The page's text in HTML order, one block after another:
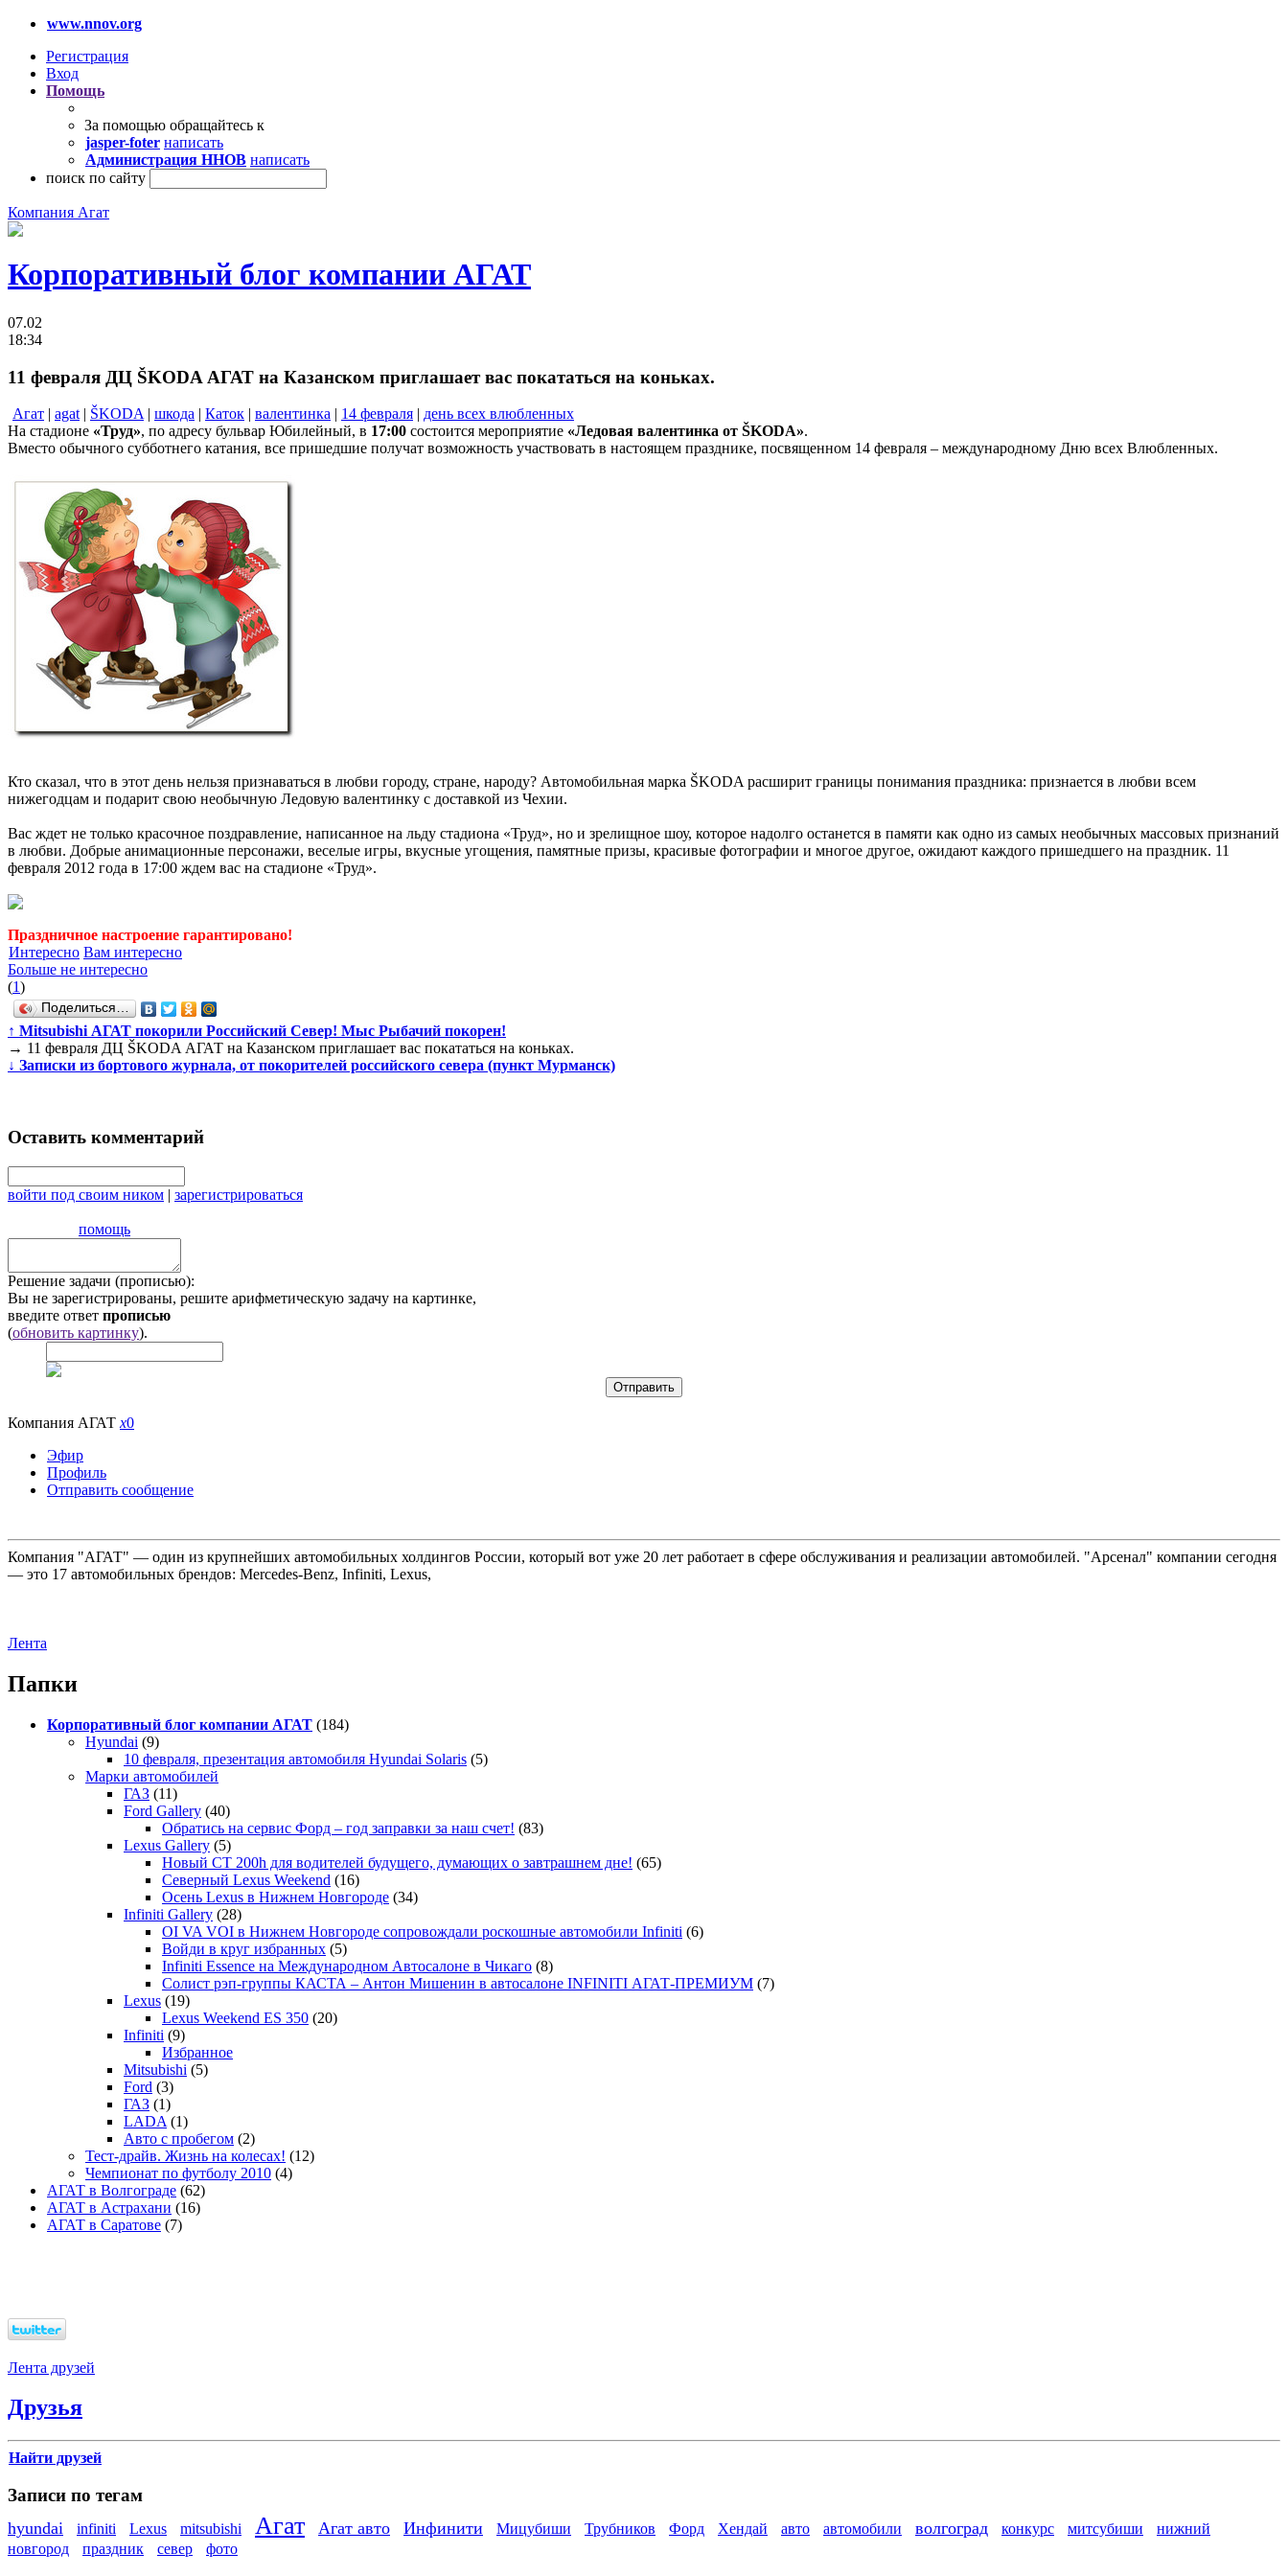
www.nnov.org
Регистрация
Вход
Помощь
За помощью обращайтесь к
jasper-foter написать
Администрация ННОВ написать
поиск по сайту
Компания Агат
Корпоративный блог компании АГАТ
07.02
18:34
11 февраля ДЦ ŠKODA АГАТ на Казанском приглашает вас покататься на коньках.
Агат | agat | ŠKODA | шкода | Каток | валентинка | 14 февраля | день всех влюбленных
На стадионе «Труд», по адресу бульвар Юбилейный, в 17:00 состоится мероприятие «Ледовая валентинка от ŠKODA».
Вместо обычного субботнего катания, все пришедшие получат возможность участвовать в настоящем празднике, посвященном 14 февраля – международному Дню всех Влюбленных.
Кто сказал, что в этот день нельзя признаваться в любви городу, стране, народу? Автомобильная марка ŠKODA расширит границы понимания праздника: признается в любви всем
нижегодцам и подарит свою необычную Ледовую валентинку с доставкой из Чехии.
Вас ждет не только красочное поздравление, написанное на льду стадиона «Труд», но и зрелищное шоу, которое надолго останется в памяти как одно из самых необычных массовых признаний
в любви. Добрые анимационные персонажи, веселые игры, вкусные угощения, памятные призы, красивые фотографии и многое другое, ожидают каждого пришедшего на праздник. 11
февраля 2012 года в 17:00 ждем вас на стадионе «Труд».
Праздничное настроение гарантировано!
Интересно Вам интересно
Больше не интересно
(1)
Поделиться…
↑ Mitsubishi АГАТ покорили Российский Север! Мыс Рыбачий покорен!
→ 11 февраля ДЦ ŠKODA АГАТ на Казанском приглашает вас покататься на коньках.
↓ Записки из бортового журнала, от покорителей российского севера (пункт Мурманск)
Оставить комментарий
войти под своим ником | зарегистрироваться
помощь
Решение задачи (прописью):
Вы не зарегистрированы, решите арифметическую задачу на картинке,
введите ответ прописью
(обновить картинку).
Компания АГАТ x0
Эфир
Профиль
Отправить сообщение
Компания "АГАТ" — один из крупнейших автомобильных холдингов России, который вот уже 20 лет работает в сфере обслуживания и реализации автомобилей. "Арсенал" компании сегодня
— это 17 автомобильных брендов: Mercedes-Benz, Infiniti, Lexus,
Лента
Папки
Корпоративный блог компании АГАТ (184)
Hyundai (9)
10 февраля, презентация автомобиля Hyundai Solaris (5)
Марки автомобилей
ГАЗ (11)
Ford Gallery (40)
Обратись на сервис Форд – год заправки за наш счет! (83)
Lexus Gallery (5)
Новый CT 200h для водителей будущего, думающих о завтрашнем дне! (65)
Северный Lexus Weekend (16)
Осень Lexus в Нижнем Новгороде (34)
Infiniti Gallery (28)
OI VA VOI в Нижнем Новгороде сопровождали роскошные автомобили Infiniti (6)
Войди в круг избранных (5)
Infiniti Essence на Международном Автосалоне в Чикаго (8)
Солист рэп-группы КАСТА – Антон Мишенин в автосалоне INFINITI АГАТ-ПРЕМИУМ (7)
Lexus (19)
Lexus Weekend ES 350 (20)
Infiniti (9)
Избранное
Mitsubishi (5)
Ford (3)
ГАЗ (1)
LADA (1)
Авто с пробегом (2)
Тест-драйв. Жизнь на колесах! (12)
Чемпионат по футболу 2010 (4)
АГАТ в Волгограде (62)
АГАТ в Астрахани (16)
АГАТ в Саратове (7)
Лента друзей
Друзья
Найти друзей
Записи по тегам
hyundai infiniti Lexus mitsubishi Агат Агат авто Инфинити Мицубиши Трубников Форд Хендай авто автомобили волгоград конкурс митсубиши
нижний
новгород
праздник север фото